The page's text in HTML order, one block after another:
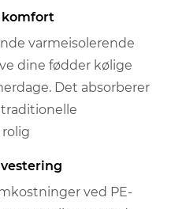
komfort
varmeisolerende
dine fødder kølige
Det absorberer
rolig
ved PE-